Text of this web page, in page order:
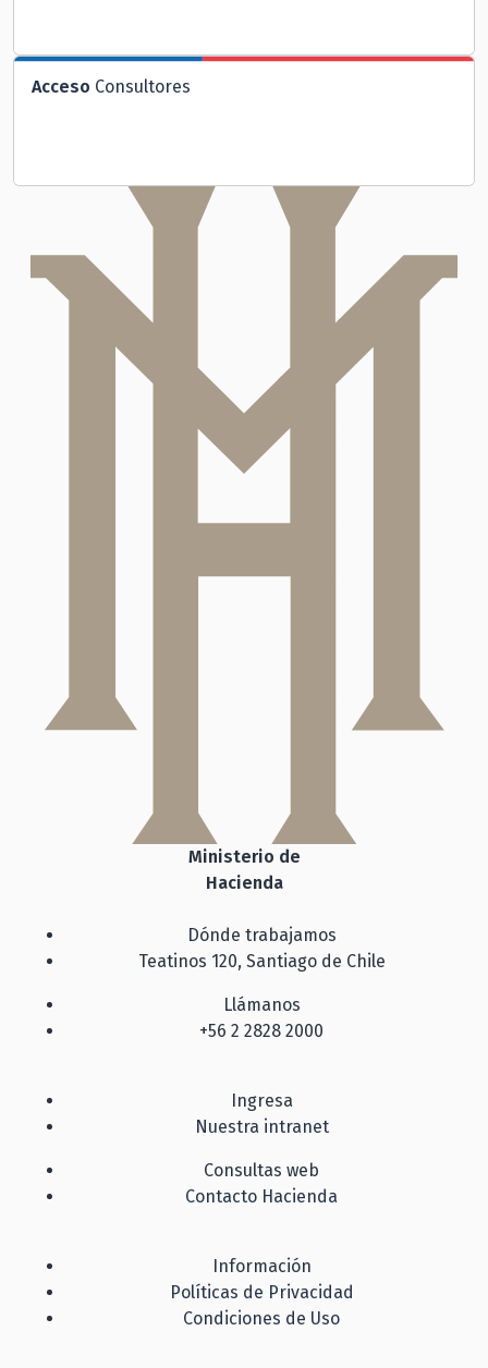
Acceso Consultores
Ministerio de
Hacienda
Dónde trabajamos
Teatinos 120, Santiago de Chile
Llámanos
+56 2 2828 2000
Ingresa
Nuestra intranet
Consultas web
Contacto Hacienda
Información
Políticas de Privacidad
Condiciones de Uso